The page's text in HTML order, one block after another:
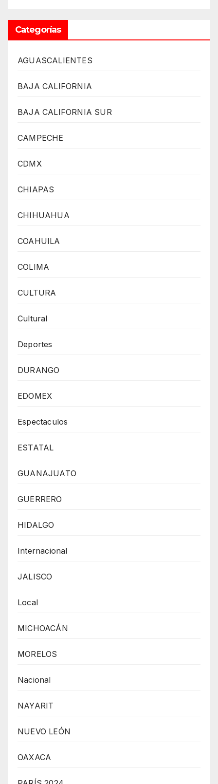
Categorías
AGUASCALIENTES
BAJA CALIFORNIA
BAJA CALIFORNIA SUR
CAMPECHE
CDMX
CHIAPAS
CHIHUAHUA
COAHUILA
COLIMA
CULTURA
Cultural
Deportes
DURANGO
EDOMEX
Espectaculos
ESTATAL
GUANAJUATO
GUERRERO
HIDALGO
Internacional
JALISCO
Local
MICHOACÁN
MORELOS
Nacional
NAYARIT
NUEVO LEÓN
OAXACA